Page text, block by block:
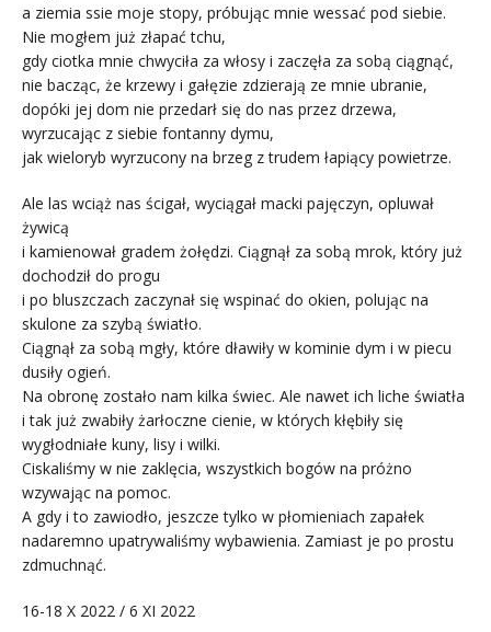
a ziemia ssie moje stopy, próbując mnie wessać pod siebie.
Nie mogłem już złapać tchu,
gdy ciotka mnie chwyciła za włosy i zaczęła za sobą ciągnąć,
nie bacząc, że krzewy i gałęzie zdzierają ze mnie ubranie,
dopóki jej dom nie przedarł się do nas przez drzewa,
wyrzucając z siebie fontanny dymu,
jak wieloryb wyrzucony na brzeg z trudem łapiący powietrze.
Ale las wciąż nas ścigał, wyciągał macki pajęczyn, opluwał
żywicą
i kamienował gradem żołędzi. Ciągnął za sobą mrok, który już
dochodził do progu
i po bluszczach zaczynał się wspinać do okien, polując na
skulone za szybą światło.
Ciągnął za sobą mgły, które dławiły w kominie dym i w piecu
dusiły ogień.
Na obronę zostało nam kilka świec. Ale nawet ich liche światła
i tak już zwabiły żarłoczne cienie, w których kłębiły się
wygłodniałe kuny, lisy i wilki.
Ciskaliśmy w nie zaklęcia, wszystkich bogów na próżno
wzywając na pomoc.
A gdy i to zawiodło, jeszcze tylko w płomieniach zapałek
nadaremno upatrywaliśmy wybawienia. Zamiast je po prostu
zdmuchnąć.
16-18 X 2022 / 6 XI 2022